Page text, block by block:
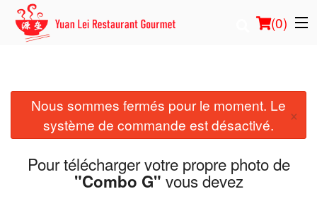
(0)
Commander en ligne
Emplacement
Français
Nous sommes fermés pour le moment. Le
système de commande est désactivé.
×
Pour télécharger votre propre photo de
"Combo G" vous devez